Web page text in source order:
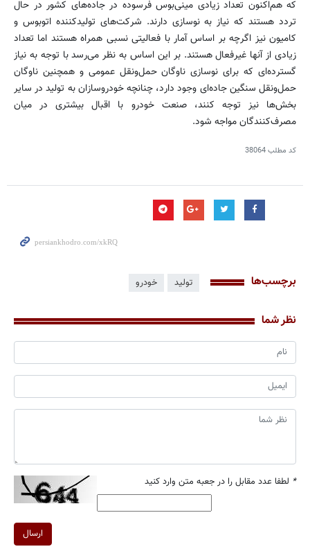
كه هم‌اكنون تعداد زیادی مینی‌بوس فرسوده در جاده‌های كشور در حال
تردد هستند كه نیاز به نوسازی دارند. شركت‌های تولیدكننده اتوبوس و
كامیون نیز اگرچه بر اساس آمار با فعالیتی نسبی همراه هستند اما تعداد
زیادی از آنها غیرفعال هستند. بر این اساس به نظر می‌رسد با توجه به نیاز
گسترده‌ای كه برای نوسازی ناوگان حمل‌ونقل عمومی و همچنین ناوگان
حمل‌ونقل سنگین جاده‌ای وجود دارد، چنانچه خودروسازان به تولید در سایر
بخش‌ها نیز توجه كنند، صنعت خودرو با اقبال بیشتری در میان
مصرف‌كنندگان مواجه شود.
کد مطلب38064
برچسب‌ها تولید خودرو
نظر شما
* لطفا عدد مقابل را در جعبه متن وارد کنید
ارسال